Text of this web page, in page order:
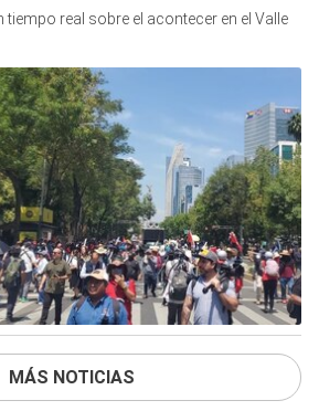
real sobre el acontecer en el Valle
MÁS NOTICIAS